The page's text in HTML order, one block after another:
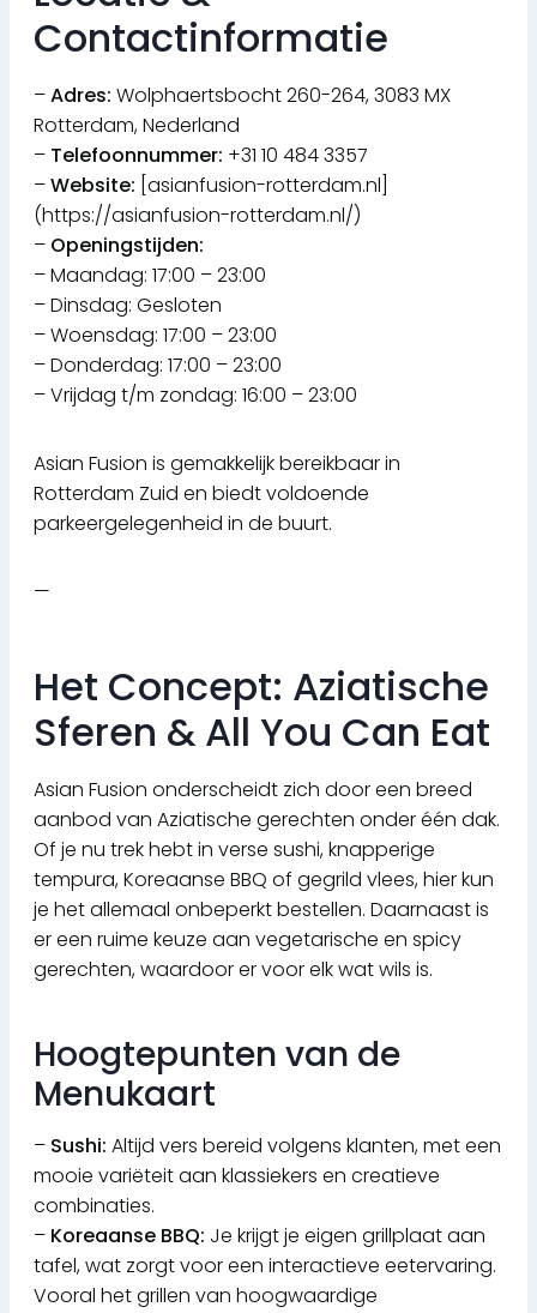
Contactinformatie
–Adres: Wolphaertsbocht 260-264, 3083 MX
Rotterdam, Nederland
– Telefoonnummer: +31 10 484 3357
–Website: [asianfusion-rotterdam.nl]
(https://asianfusion-rotterdam.nl/)
– Openingstijden:
– Maandag: 17:00 – 23:00
– Dinsdag: Gesloten
– Woensdag: 17:00 – 23:00
– Donderdag: 17:00 – 23:00
– Vrijdag t/m zondag: 16:00 – 23:00
Asian Fusion is gemakkelijk bereikbaar in
Rotterdam Zuid en biedt voldoende
parkeergelegenheid in de buurt.
—
Het Concept: Aziatische
Sferen & All You Can Eat
Asian Fusion onderscheidt zich door een breed
aanbod van Aziatische gerechten onder één dak.
Of je nu trek hebt in verse sushi, knapperige
tempura, Koreaanse BBQ of gegrild vlees, hier kun
je het allemaal onbeperkt bestellen. Daarnaast is
er een ruime keuze aan vegetarische en spicy
gerechten, waardoor er voor elk wat wils is.
Hoogtepunten van de
Menukaart
– Sushi: Altijd vers bereid volgens klanten, met een
mooie variëteit aan klassiekers en creatieve
combinaties.
– Koreaanse BBQ: Je krijgt je eigen grillplaat aan
tafel, wat zorgt voor een interactieve eetervaring.
Vooral het grillen van hoogwaardige